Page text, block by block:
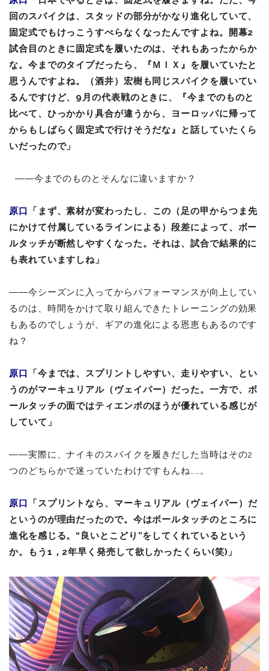
回のスパイクは、スタッドの部分がかなり進化していて、
固定式でもけっこうすべらなくなったんですよね。開幕2
試合目のときに固定式を履いたのは、それもあったからか
な。今までのタイプだったら、『ＭＩＸ』を履いていたと
思うんですよね。（酒井）宏樹も同じスパイクを履いてい
るんですけど、9月の代表戦のときに、『今までのものと
比べて、ひっかかり具合が違うから、ヨーロッパに帰って
からもしばらく固定式で行けそうだな』と話していたくら
いだったので」
――今までのものとそんなに違いますか？
原口
「まず、素材が変わったし、この（足の甲からつま先
にかけて付属しているラインによる）段差によって、ボー
ルタッチが断然しやすくなった。それは、試合で結果的に
も表れていますしね」
――今シーズンに入ってからパフォーマンスが向上してい
るのは、時間をかけて取り組んできたトレーニングの効果
もあるのでしょうが、ギアの進化による恩恵もあるのです
ね？
原口
「今までは、スプリントしやすい、走りやすい、とい
うのがマーキュリアル（ヴェイパー）だった。一方で、ボ
ールタッチの面ではティエンポのほうが優れている感じが
していて」
――実際に、ナイキのスパイクを履きだした当時はその2
つのどちらかで迷っていたわけですもんね……。
原口 「スプリントなら、 マーキュリアル（ヴェイパー） だ
というのが理由だったので。今はボールタッチのところに
進化を感じる。“良いとこどり”をしてくれているという
か。もう1，2年早く発売して欲しかったくらい(笑)」